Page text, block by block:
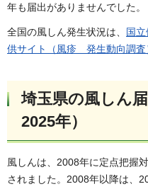
年も届出がありませんでした。
全国の風しん発生状況は、
国
供サイト（風疹 発生動向調査
埼玉県の風しん
2025年）
風しんは、2008年に定点把握
されました。2008年以降は、